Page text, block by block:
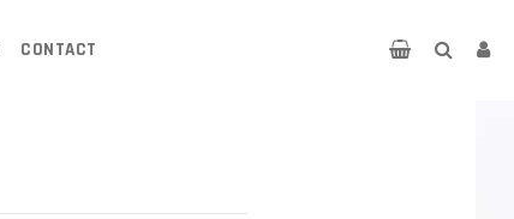
CONTACT